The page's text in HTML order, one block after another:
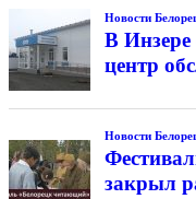
Новости
В
центр
Новости
закрыл